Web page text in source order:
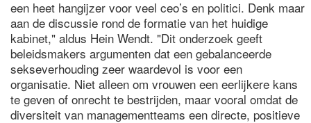
een heet hangijzer voor veel ceo’s en politici. Denk maar
aan de discussie rond de formatie van het huidige
kabinet," aldus Hein Wendt. "Dit onderzoek geeft
beleidsmakers argumenten dat een gebalanceerde
sekseverhouding zeer waardevol is voor een
organisatie. Niet alleen om vrouwen een eerlijkere kans
te geven of onrecht te bestrijden, maar vooral omdat de
diversiteit van managementteams een directe, positieve